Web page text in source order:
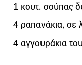
1 κουτ. σούπας
4 ραπανάκια, σε
4 αγγουράκια